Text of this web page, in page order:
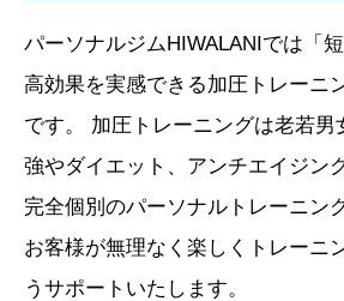
パーソナルジムHIWALANIでは「
高効果を実感できる加圧トレーニ
です。 加圧トレーニングは老若男
強やダイエット、アンチエイジン
完全個別のパーソナルトレーニン
お客様が無理なく楽しくトレーニ
うサポートいたします。